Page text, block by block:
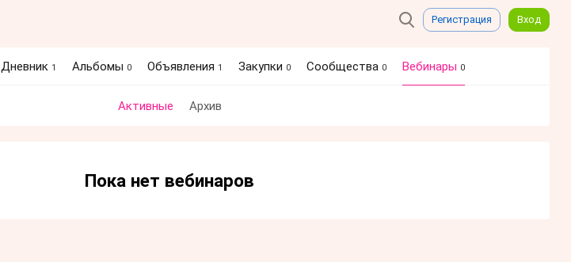
Регистрация Вход
Дневник 1 Альбомы 0 Объявления 1 Закупки 0 Сообщества 0 Вебинары 0
Активные Архив
Пока нет вебинаров